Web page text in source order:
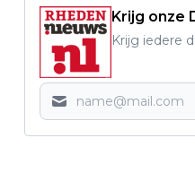
Krijg onze
Krijg iedere